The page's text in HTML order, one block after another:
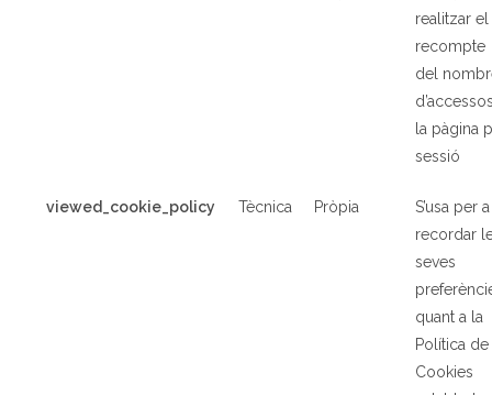
realitzar el
recompte
del
la pàgina
sessió
viewed_cookie_policy Tècnica Pròpia
S’usa per a
recordar
seves
quant a la
Política de
Cookies